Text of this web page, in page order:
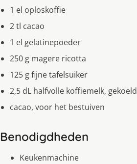
1 el oploskoffie
2 tl cacao
1 el gelatinepoeder
250 g magere ricotta
125 g fijne tafelsuiker
2,5 dL halfvolle koffiemelk, gekoeld
cacao, voor het bestuiven
Benodigdheden
Keukenmachine